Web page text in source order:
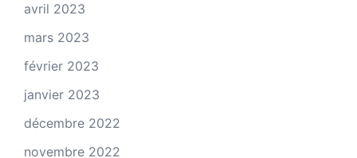
avril 2023
mars 2023
février 2023
janvier 2023
décembre 2022
novembre 2022